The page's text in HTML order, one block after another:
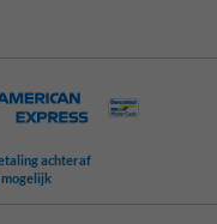
achteraf
mogelijk